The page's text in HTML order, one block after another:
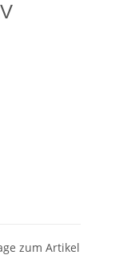
zum Artikel